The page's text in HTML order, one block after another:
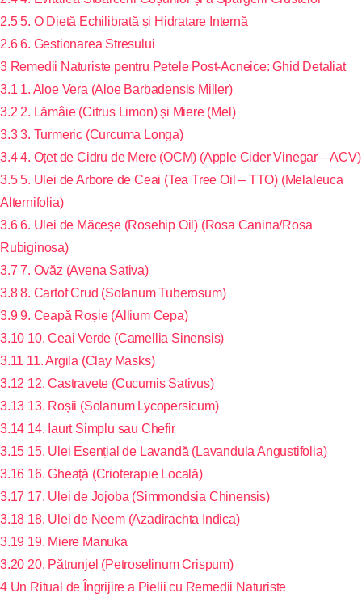
2.5 5. O Dietă Echilibrată și Hidratare Internă
2.6 6. Gestionarea Stresului
3 Remedii Naturiste pentru Petele Post-Acneice: Ghid Detaliat
3.1 1. Aloe Vera (Aloe Barbadensis Miller)
3.2 2. Lămâie (Citrus Limon) și Miere (Mel)
3.3 3. Turmeric (Curcuma Longa)
3.4 4. Oțet de Cidru de Mere (OCM) (Apple Cider Vinegar – ACV)
3.5 5. Ulei de Arbore de Ceai (Tea Tree Oil – TTO) (Melaleuca
Alternifolia)
3.6 6. Ulei de Măceșe (Rosehip Oil) (Rosa Canina/Rosa
Rubiginosa)
3.7 7. Ovăz (Avena Sativa)
3.8 8. Cartof Crud (Solanum Tuberosum)
3.9 9. Ceapă Roșie (Allium Cepa)
3.10 10. Ceai Verde (Camellia Sinensis)
3.11 11. Argila (Clay Masks)
3.12 12. Castravete (Cucumis Sativus)
3.13 13. Roșii (Solanum Lycopersicum)
3.14 14. Iaurt Simplu sau Chefir
3.15 15. Ulei Esențial de Lavandă (Lavandula Angustifolia)
3.16 16. Gheață (Crioterapie Locală)
3.17 17. Ulei de Jojoba (Simmondsia Chinensis)
3.18 18. Ulei de Neem (Azadirachta Indica)
3.19 19. Miere Manuka
3.20 20. Pătrunjel (Petroselinum Crispum)
4 Un Ritual de Îngrijire a Pielii cu Remedii Naturiste